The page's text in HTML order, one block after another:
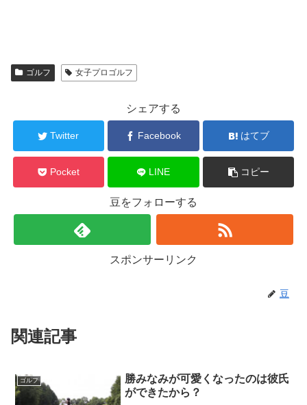
ゴルフ 女子プロゴルフ
シェアする
Twitter Facebook はてブ
Pocket LINE コピー
豆をフォローする
スポンサーリンク
豆
関連記事
ゴルフ
勝みなみが可愛くなったのは彼氏
ができたから？